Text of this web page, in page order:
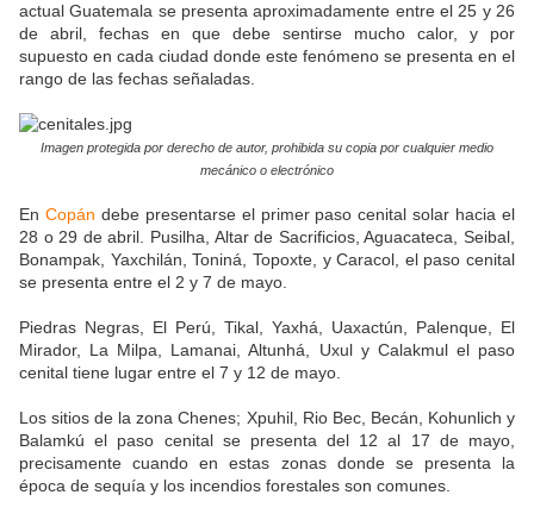
actual Guatemala se presenta aproximadamente entre el 25 y 26
de abril, fechas en que debe sentirse mucho calor, y por
supuesto en cada ciudad donde este fenómeno se presenta en el
rango de las fechas señaladas.
Imagen protegida por derecho de autor, prohibida su copia por cualquier medio
mecánico o electrónico
En Copán debe presentarse el primer paso cenital solar hacia el
28 o 29 de abril. Pusilha, Altar de Sacrificios, Aguacateca, Seibal,
Bonampak, Yaxchilán, Toniná, Topoxte, y Caracol, el paso cenital
se presenta entre el 2 y 7 de mayo.
Piedras Negras, El Perú, Tikal, Yaxhá, Uaxactún, Palenque, El
Mirador, La Milpa, Lamanai, Altunhá, Uxul y Calakmul el paso
cenital tiene lugar entre el 7 y 12 de mayo.
Los sitios de la zona Chenes; Xpuhil, Rio Bec, Becán, Kohunlich y
Balamkú el paso cenital se presenta del 12 al 17 de mayo,
precisamente cuando en estas zonas donde se presenta la
época de sequía y los incendios forestales son comunes.